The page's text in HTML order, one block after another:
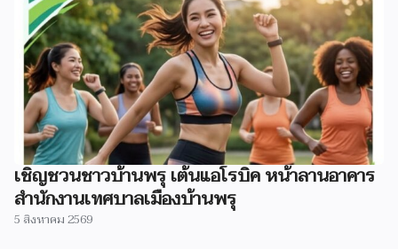
เชิญชวนชาวบ้านพรุ เต้นแอโรบิค หน้าลานอาคาร
สำนักงานเทศบาลเมืองบ้านพรุ
5 สิงหาคม 2569